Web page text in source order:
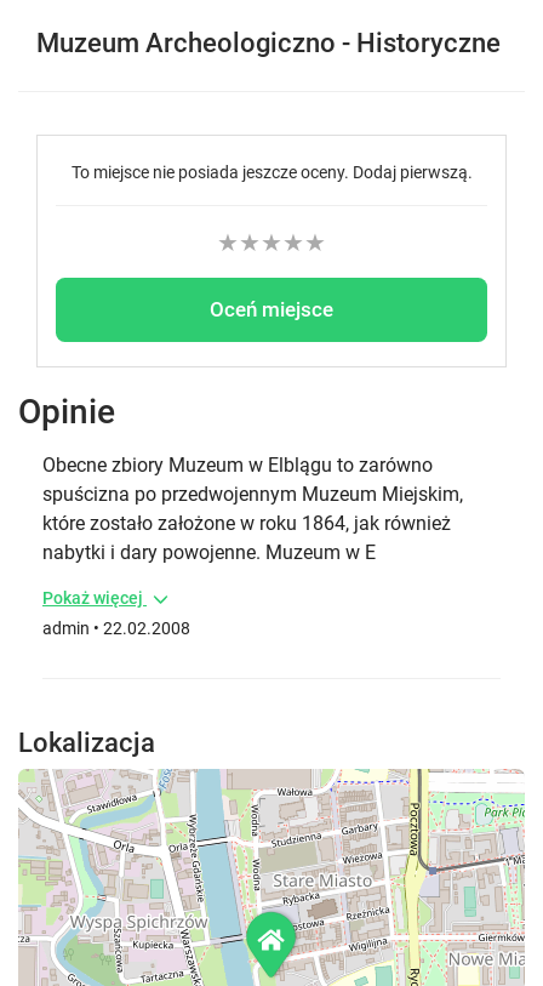
Muzeum Archeologiczno - Historyczne
To miejsce nie posiada jeszcze oceny. Dodaj pierwszą.
★
★
★
★
★
Oceń miejsce
Opinie
Obecne zbiory Muzeum w Elblągu to zarówno
spuścizna po przedwojennym Muzeum Miejskim,
które zostało założone w roku 1864, jak również
nabytki i dary powojenne. Muzeum w E
Pokaż więcej
admin • 22.02.2008
Lokalizacja